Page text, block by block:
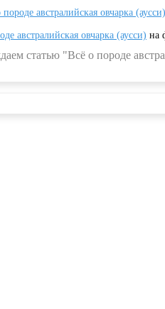
породе австралийская овчарка (аусси)
австралийская овчарка (аусси) на
статью "Всё о породе